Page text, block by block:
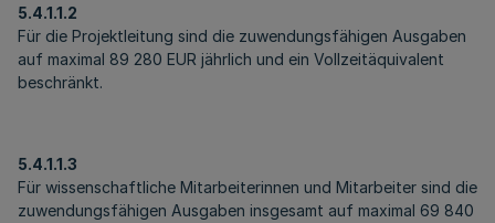
5.4.1.1.2
Für die Projektleitung sind die zuwendungsfähigen Ausgaben
auf maximal 89 280 EUR jährlich und ein Vollzeitäquivalent
beschränkt.
5.4.1.1.3
Für wissenschaftliche Mitarbeiterinnen und Mitarbeiter sind die
zuwendungsfähigen Ausgaben insgesamt auf maximal 69 840